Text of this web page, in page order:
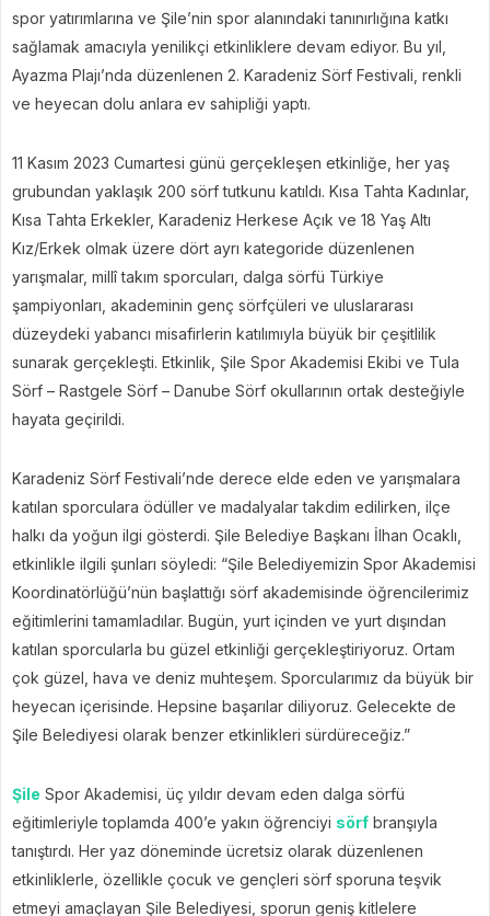
spor yatırımlarına ve Şile’nin spor alanındaki tanınırlığına katkı
sağlamak amacıyla yenilikçi etkinliklere devam ediyor. Bu yıl,
Ayazma Plajı’nda düzenlenen 2. Karadeniz Sörf Festivali, renkli
ve heyecan dolu anlara ev sahipliği yaptı.
11 Kasım 2023 Cumartesi günü gerçekleşen etkinliğe, her yaş
grubundan yaklaşık 200 sörf tutkunu katıldı. Kısa Tahta Kadınlar,
Kısa Tahta Erkekler, Karadeniz Herkese Açık ve 18 Yaş Altı
Kız/Erkek olmak üzere dört ayrı kategoride düzenlenen
yarışmalar, millî takım sporcuları, dalga sörfü Türkiye
şampiyonları, akademinin genç sörfçüleri ve uluslararası
düzeydeki yabancı misafirlerin katılımıyla büyük bir çeşitlilik
sunarak gerçekleşti. Etkinlik, Şile Spor Akademisi Ekibi ve Tula
Sörf – Rastgele Sörf – Danube Sörf okullarının ortak desteğiyle
hayata geçirildi.
Karadeniz Sörf Festivali’nde derece elde eden ve yarışmalara
katılan sporculara ödüller ve madalyalar takdim edilirken, ilçe
halkı da yoğun ilgi gösterdi. Şile Belediye Başkanı İlhan Ocaklı,
etkinlikle ilgili şunları söyledi: “Şile Belediyemizin Spor Akademisi
Koordinatörlüğü’nün başlattığı sörf akademisinde öğrencilerimiz
eğitimlerini tamamladılar. Bugün, yurt içinden ve yurt dışından
katılan sporcularla bu güzel etkinliği gerçekleştiriyoruz. Ortam
çok güzel, hava ve deniz muhteşem. Sporcularımız da büyük bir
heyecan içerisinde. Hepsine başarılar diliyoruz. Gelecekte de
Şile Belediyesi olarak benzer etkinlikleri sürdüreceğiz.”
Şile Spor Akademisi, üç yıldır devam eden dalga sörfü
eğitimleriyle toplamda 400’e yakın öğrenciyi sörf branşıyla
tanıştırdı. Her yaz döneminde ücretsiz olarak düzenlenen
etkinliklerle, özellikle çocuk ve gençleri sörf sporuna teşvik
etmeyi amaçlayan Şile Belediyesi, sporun geniş kitlelere